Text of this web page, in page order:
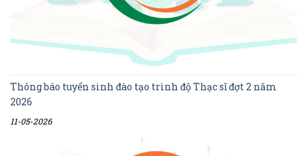
Thông báo tuyển sinh đào tạo trình độ Thạc sĩ đợt 2 năm
2026
11-05-2026